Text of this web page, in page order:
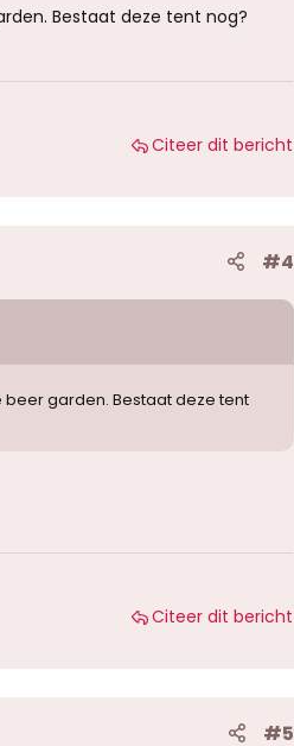
Bestaat deze tent nog?
Citeer dit bericht
#4
beer garden. Bestaat deze tent
Citeer dit bericht
#5